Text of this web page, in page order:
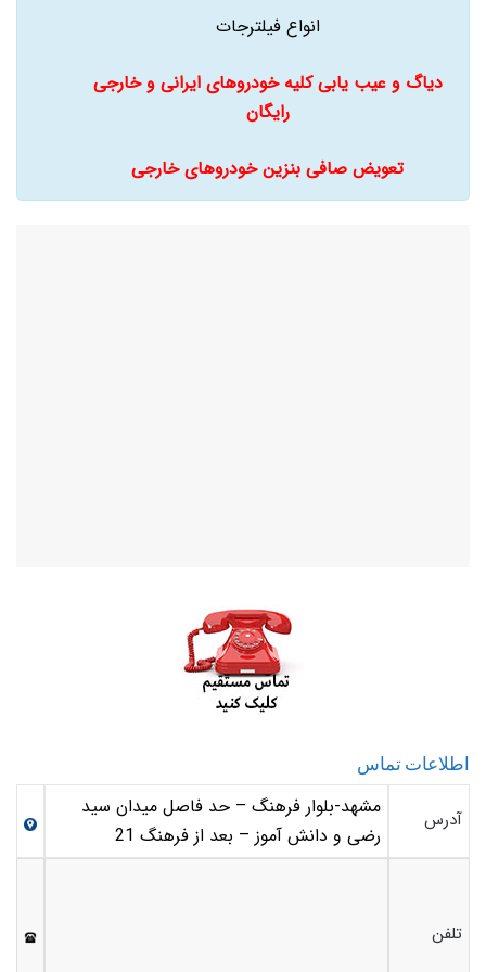
انواع فیلترجات
دیاگ و عیب یابی کلیه خودروهای ایرانی و خارجی
رایگان
تعویض صافی بنزین خودروهای خارجی
اطلاعات تماس
آدرس
مشهد-بلوار فرهنگ – حد فاصل میدان سید
رضی و دانش آموز – بعد از فرهنگ 21
تلفن